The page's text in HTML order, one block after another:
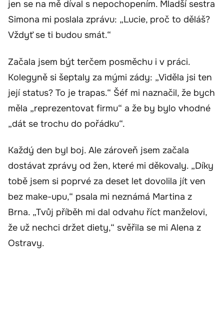
jen se na mě díval s nepochopením. Mladší sestra
Simona mi poslala zprávu: „Lucie, proč to děláš?
Vždyť se ti budou smát.“
Začala jsem být terčem posměchu i v práci.
Kolegyně si šeptaly za mými zády: „Viděla jsi ten
její status? To je trapas.“ Šéf mi naznačil, že bych
měla „reprezentovat firmu“ a že by bylo vhodné
„dát se trochu do pořádku“.
Každý den byl boj. Ale zároveň jsem začala
dostávat zprávy od žen, které mi děkovaly. „Díky
tobě jsem si poprvé za deset let dovolila jít ven
bez make-upu,“ psala mi neznámá Martina z
Brna. „Tvůj příběh mi dal odvahu říct manželovi,
že už nechci držet diety,“ svěřila se mi Alena z
Ostravy.